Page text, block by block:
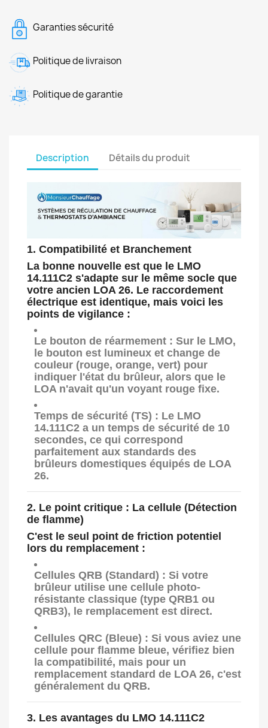
Garanties sécurité
Politique de livraison
Politique de garantie
Description Détails du produit
1. Compatibilité et Branchement
La bonne nouvelle est que le LMO
14.111C2 s'adapte sur le même socle que
votre ancien LOA 26. Le raccordement
électrique est identique, mais voici les
points de vigilance :
Le bouton de réarmement : Sur le LMO,
le bouton est lumineux et change de
couleur (rouge, orange, vert) pour
indiquer l'état du brûleur, alors que le
LOA n'avait qu'un voyant rouge fixe.
Temps de sécurité (TS) : Le LMO
14.111C2 a un temps de sécurité de 10
secondes, ce qui correspond
parfaitement aux standards des
brûleurs domestiques équipés de LOA
26.
2. Le point critique : La cellule (Détection
de flamme)
C'est le seul point de friction potentiel
lors du remplacement :
Cellules QRB (Standard) : Si votre
brûleur utilise une cellule photo-
résistante classique (type QRB1 ou
QRB3), le remplacement est direct.
Cellules QRC (Bleue) : Si vous aviez une
cellule pour flamme bleue, vérifiez bien
la compatibilité, mais pour un
remplacement standard de LOA 26, c'est
généralement du QRB.
3. Les avantages du LMO 14.111C2